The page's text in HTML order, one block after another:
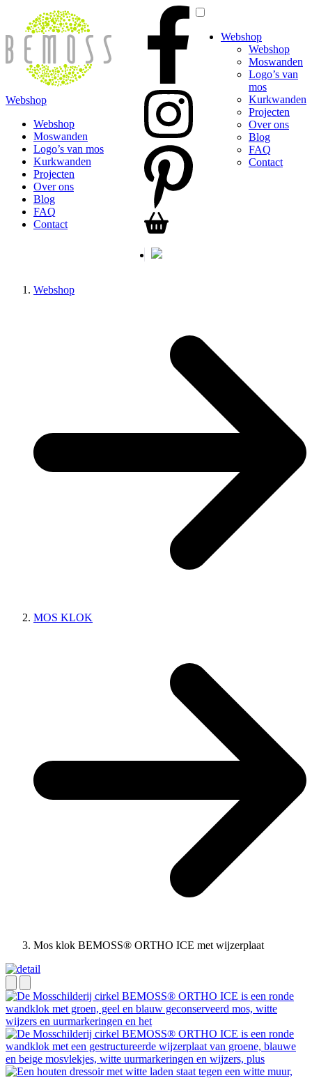
Webshop
Webshop
Moswanden
Logo’s van mos
Kurkwanden
Projecten
Over ons
Blog
FAQ
Contact
Webshop
Webshop
Moswanden
Logo’s van
mos
Kurkwanden
Projecten
Over ons
Blog
FAQ
Contact
Webshop
MOS KLOK
Mos klok BEMOSS® ORTHO ICE met wijzerplaat